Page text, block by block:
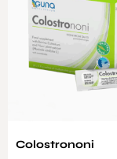
Colostrononi